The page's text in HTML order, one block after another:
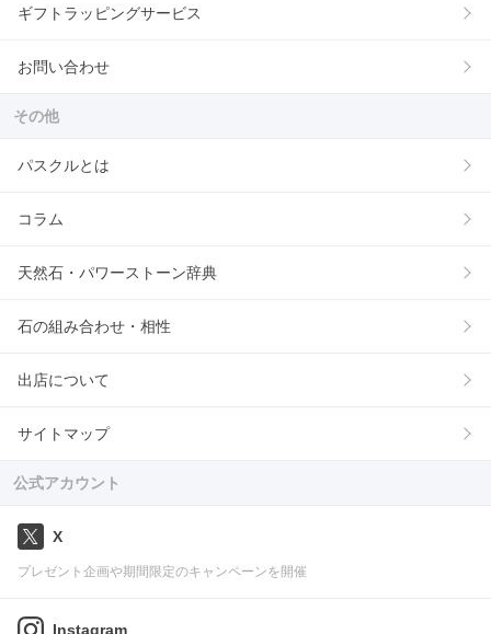
ギフトラッピングサービス
お問い合わせ
その他
パスクルとは
コラム
天然石・パワーストーン辞典
石の組み合わせ・相性
出店について
サイトマップ
公式アカウント
X
プレゼント企画や期間限定のキャンペーンを開催
Instagram